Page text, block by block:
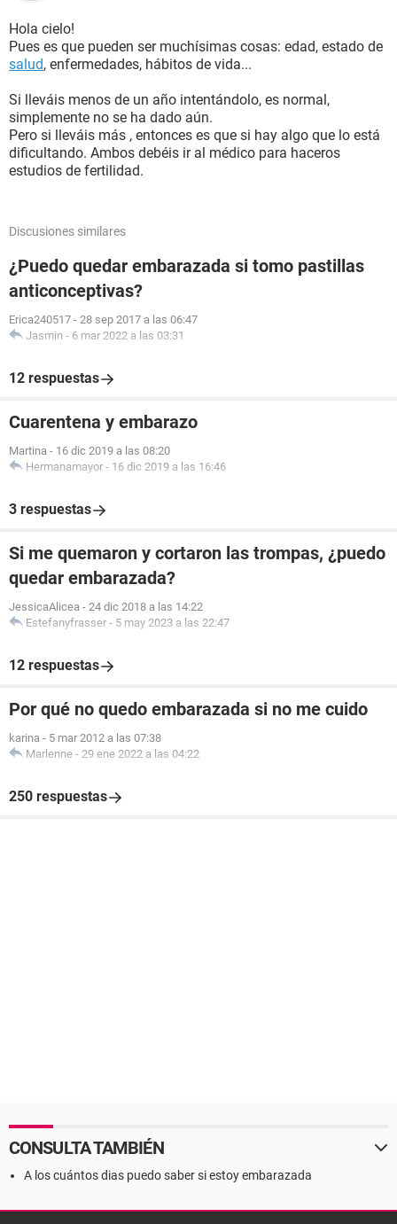
Hola cielo!
Pues es que pueden ser muchísimas cosas: edad, estado de
salud, enfermedades, hábitos de vida...
Si lleváis menos de un año intentándolo, es normal,
simplemente no se ha dado aún.
Pero si lleváis más , entonces es que si hay algo que lo está
dificultando. Ambos debéis ir al médico para haceros
estudios de fertilidad.
Discusiones similares
¿Puedo quedar embarazada si tomo pastillas
anticonceptivas?
Erica240517 - 28 sep 2017 a las 06:47
Jasmin - 6 mar 2022 a las 03:31
12 respuestas
Cuarentena y embarazo
Martina - 16 dic 2019 a las 08:20
Hermanamayor - 16 dic 2019 a las 16:46
3 respuestas
Si me quemaron y cortaron las trompas, ¿puedo
quedar embarazada?
JessicaAlicea - 24 dic 2018 a las 14:22
Estefanyfrasser - 5 may 2023 a las 22:47
12 respuestas
Por qué no quedo embarazada si no me cuido
karina - 5 mar 2012 a las 07:38
Marlenne - 29 ene 2022 a las 04:22
250 respuestas
CONSULTA TAMBIÉN
A los cuántos dias puedo saber si estoy embarazada